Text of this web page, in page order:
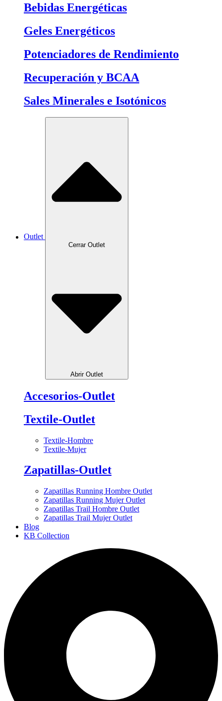
Bebidas Energéticas
Geles Energéticos
Potenciadores de Rendimiento
Recuperación y BCAA
Sales Minerales e Isotónicos
Outlet
Cerrar Outlet
Abrir Outlet
Accesorios-Outlet
Textile-Outlet
Textile-Hombre
Textile-Mujer
Zapatillas-Outlet
Zapatillas Running Hombre Outlet
Zapatillas Running Mujer Outlet
Zapatillas Trail Hombre Outlet
Zapatillas Trail Mujer Outlet
Blog
KB Collection